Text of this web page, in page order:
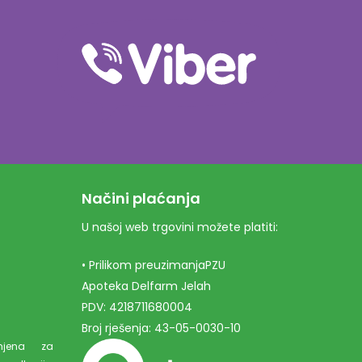
za
Načini plaćanja
U našoj web trgovini možete platiti:
• Prilikom preuzimanjaPZU
Apoteka Delfarm Jelah
PDV: 4218711680004
Broj rješenja: 43-05-0030-10